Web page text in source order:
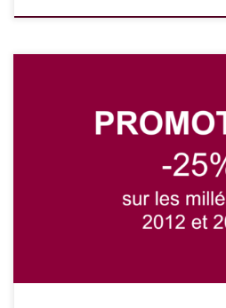
exceptionnelle de 25% sur nos vins
Château de Musset 2014 : 10,50€ /
Château Chêne-Vieux 2012 : 9,30€ /